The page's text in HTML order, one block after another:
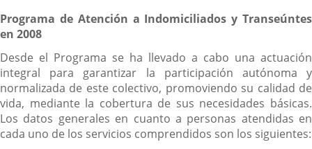
Programa de Atención a Indomiciliados y Transeúntes
en 2008
Desde el Programa se ha llevado a cabo una actuación
integral para garantizar la participación autónoma y
normalizada de este colectivo, promoviendo su calidad de
vida, mediante la cobertura de sus necesidades básicas.
Los datos generales en cuanto a personas atendidas en
cada uno de los servicios comprendidos son los siguientes: